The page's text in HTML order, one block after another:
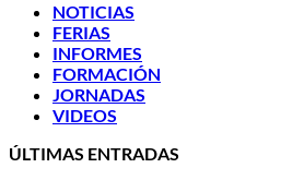
NOTICIAS
FERIAS
INFORMES
FORMACIÓN
JORNADAS
VIDEOS
ÚLTIMAS ENTRADAS